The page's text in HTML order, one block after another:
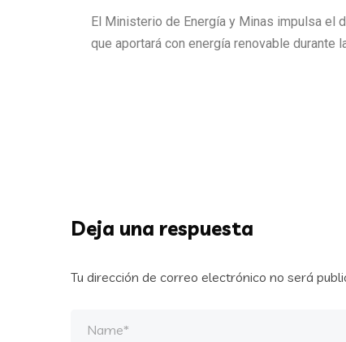
El Ministerio de Energía y Minas impulsa el
que aportará con energía renovable
Deja una respuesta
Tu dirección de correo electrónico no será